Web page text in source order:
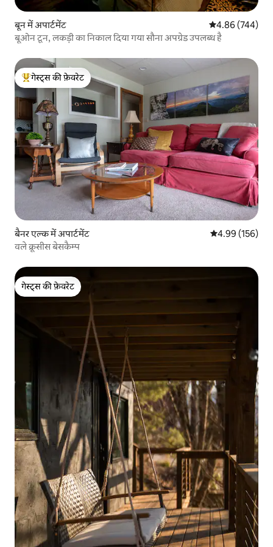
बून में अपार्टमेंट औसत रेटिंग 5 में से
4.86 (744)
बूओन टून, लकड़ी का निकाल दिया गया सौना अपग्रेड उपलब्ध है
गेस्ट्स का टॉप फ़ेवरेट
गेस्ट्स की फ़ेवरेट
बैनर एल्क में अपार्टमेंट औसत रेटिंग 5 में से
4.99 (156)
वले क्रूसीस बेसकैम्प
गेस्ट्स की फ़ेवरेट
गेस्ट्स की फ़ेवरेट